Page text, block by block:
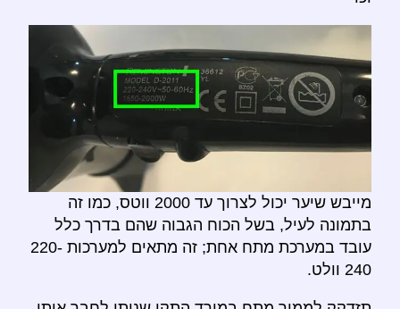
מייבש שיער יכול לצרוך עד 2000 ווטס, כמו זה
בתמונה לעיל, בשל הכוח הגבוה שהם בדרך כלל
עובד במערכת מתח אחת; זה מתאים למערכות 220-
240 וולט.